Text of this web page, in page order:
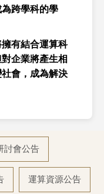
跨學科的學
有結合運算科
企業將產生相
會，成為解決
討會公告
運算資源公告